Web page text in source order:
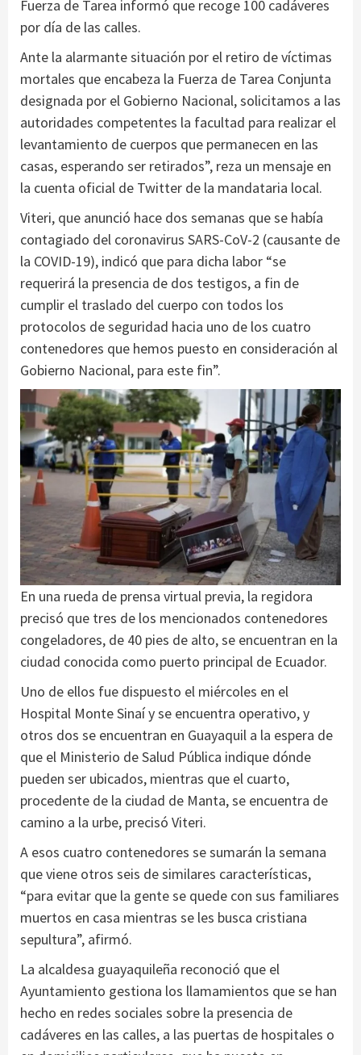
Fuerza de Tarea informó que recoge 100 cadáveres
por día de las calles.
Ante la alarmante situación por el retiro de víctimas
mortales que encabeza la Fuerza de Tarea Conjunta
designada por el Gobierno Nacional, solicitamos a las
autoridades competentes la facultad para realizar el
levantamiento de cuerpos que permanecen en las
casas, esperando ser retirados”, reza un mensaje en
la cuenta oficial de Twitter de la mandataria local.
Viteri, que anunció hace dos semanas que se había
contagiado del coronavirus SARS-CoV-2 (causante de
la COVID-19), indicó que para dicha labor “se
requerirá la presencia de dos testigos, a fin de
cumplir el traslado del cuerpo con todos los
protocolos de seguridad hacia uno de los cuatro
contenedores que hemos puesto en consideración al
Gobierno Nacional, para este fin”.
En una rueda de prensa virtual previa, la regidora
precisó que tres de los mencionados contenedores
congeladores, de 40 pies de alto, se encuentran en la
ciudad conocida como puerto principal de Ecuador.
Uno de ellos fue dispuesto el miércoles en el
Hospital Monte Sinaí y se encuentra operativo, y
otros dos se encuentran en Guayaquil a la espera de
que el Ministerio de Salud Pública indique dónde
pueden ser ubicados, mientras que el cuarto,
procedente de la ciudad de Manta, se encuentra de
camino a la urbe, precisó Viteri.
A esos cuatro contenedores se sumarán la semana
que viene otros seis de similares características,
“para evitar que la gente se quede con sus familiares
muertos en casa mientras se les busca cristiana
sepultura”, afirmó.
La alcaldesa guayaquileña reconoció que el
Ayuntamiento gestiona los llamamientos que se han
hecho en redes sociales sobre la presencia de
cadáveres en las calles, a las puertas de hospitales o